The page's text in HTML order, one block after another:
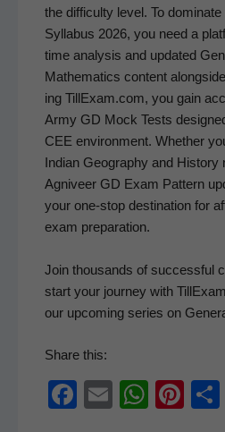
the dif­fi­cul­ty lev­el. To
Syl­labus 2026, you need a
time analy­sis and updat­ed
Math­e­mat­ics con­tent
ing TillExam.com, you gain
Army GD Mock Tests
CEE envi­ron­ment. Whether
Indi­an Geog­ra­phy and His­to­ry
Agniveer GD Exam Pat­tern
your one-stop des­ti­na­tion for
exam preparation.
Join thou­sands of suc­cess­ful
start your jour­ney with
our upcom­ing series on
Share this:
F
E
W
Pi